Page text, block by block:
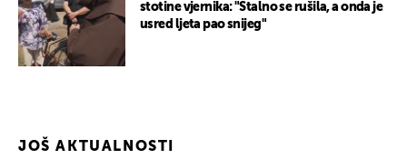
stotine vjernika: "Stalno se rušila, a onda je
usred ljeta pao snijeg"
JOŠ AKTUALNOSTI